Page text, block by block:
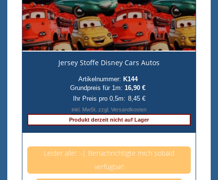
Jersey Stoffe Disney Cars Autos
Artikelnummer: K144
Grundpreis für 1m: 16,90 €
Ihr Preis pro 0,5m: 8,45 €
inkl. MwSt. zzgl. Versandkosten
Produkt derzeit nicht auf Lager
Leider alle! :-| Benachrichtigte mich sobald
verfügbar!